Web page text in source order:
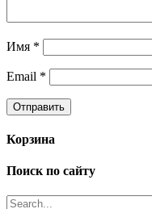
Имя *
Email *
Корзина
Поиск по сайту